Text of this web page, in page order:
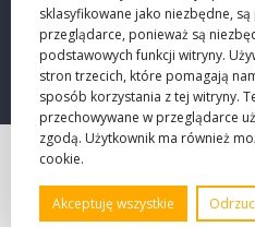
akceptujeszpolity
kę prywatności
©2026
sklasyfikowane jako niezbędne,
przeglądarce, ponieważ są
podstawowych funkcji witryny.
stron trzecich, które pomagają
sposób korzystania z tej witryny.
przechowywane w przeglądarce
zgodą. Użytkownik ma również
cookie.
Akceptuję wszystkie